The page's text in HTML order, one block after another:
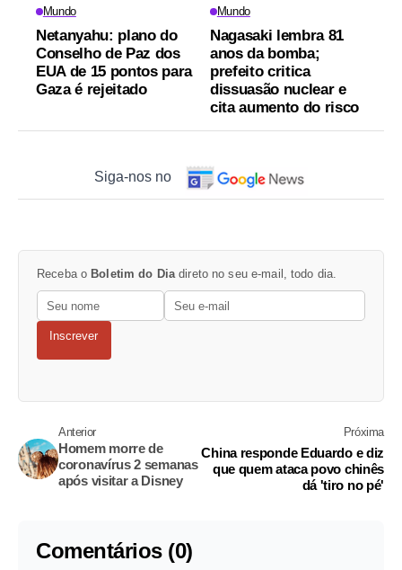
Mundo
Netanyahu: plano do
Conselho de Paz dos
EUA de 15 pontos para
Gaza é rejeitado
Mundo
Nagasaki lembra 81
anos da bomba;
prefeito critica
dissuasão nuclear e
cita aumento do risco
Siga-nos no
Receba o Boletim do Dia direto no seu e-mail, todo dia.
Inscrever
Anterior
Homem morre de
coronavírus 2 semanas
após visitar a Disney
Próxima
China responde Eduardo e diz
que quem ataca povo chinês
dá 'tiro no pé'
Comentários (0)